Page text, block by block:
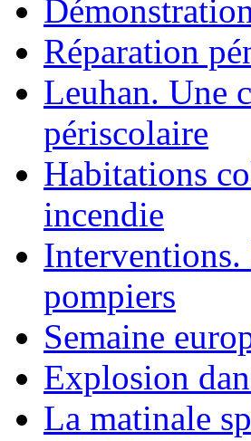
Réparation
Leuhan. Une
périscolaire
Habitations
incendie
Interventions.
pompiers
Semaine
Explosion
La matinale